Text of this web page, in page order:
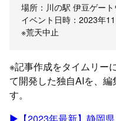
場所：川の駅 伊豆ゲー
イベント日時：2023年
※荒天中止
※記事作成をタイムリー
て開発した独自AIを、
す。
▶︎【2023年最新】静岡